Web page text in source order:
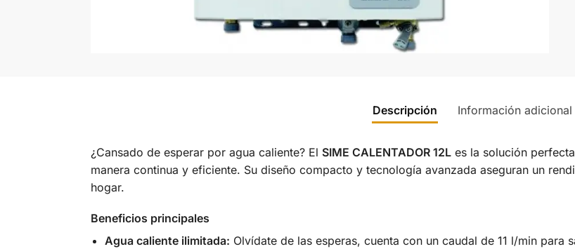
Descripción Información adicional
¿Cansado de esperar por agua caliente? El SIME CALENTADOR 12Les la solución
manera continua y eficiente. Su diseño compacto y tecnología avanzada aseguran un
hogar.
Beneficios principales
Agua caliente ilimitada: Olvídate de las esperas, cuenta con un caudal de 11 l/min para